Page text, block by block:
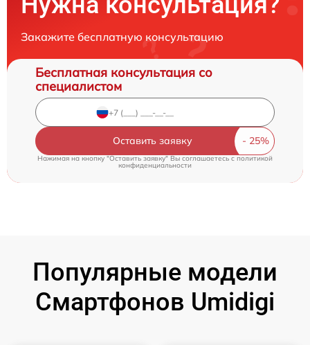
Закажите бесплатную консультацию
Бесплатная консультация со
специалистом
Оставить заявку
Нажимая на кнопку "Оставить заявку" Вы соглашаетесь c политикой
конфиденциальности
Популярные модели
Смартфонов Umidigi